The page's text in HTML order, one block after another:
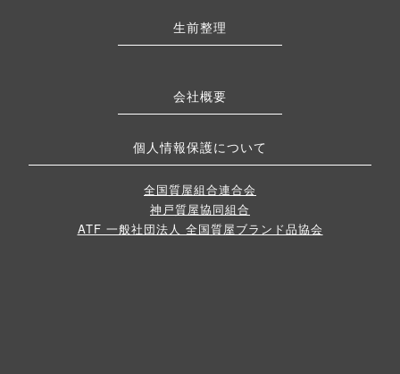
生前整理
会社概要
個人情報保護について
全国質屋組合連合会
神戸質屋協同組合
ATF 一般社団法人 全国質屋ブランド品協会